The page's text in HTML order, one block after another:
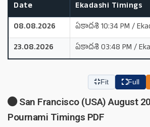
Date
Ekadashi Timings
08.08.2026
ఏకాదశి 10:34 PM /
23.08.2026
ఏకాదశి 03:48 PM /
Fit Full
San Francisco (USA) August
Pournami Timings PDF